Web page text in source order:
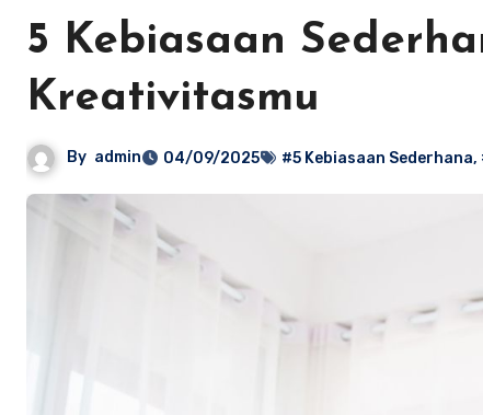
5 Kebiasaan
Kreativitasmu
By admin 04/09/2025 #5 Kebiasaan Sederhana,